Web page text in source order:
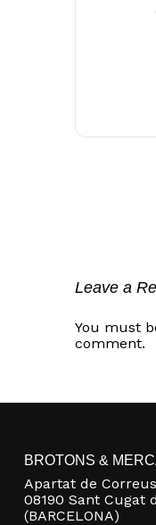
Leave a
You must
comment.
BROTONS &
Apartat de
08190 Sant Cugat
(BARCELONA)